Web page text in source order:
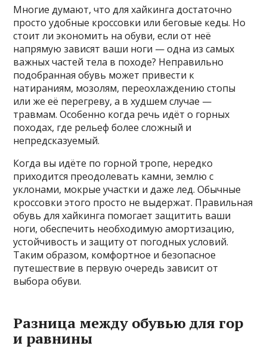
Многие думают, что для хайкинга достаточно
просто удобные кроссовки или беговые кеды. Но
стоит ли экономить на обуви, если от неё
напрямую зависят ваши ноги — одна из самых
важных частей тела в походе? Неправильно
подобранная обувь может привести к
натираниям, мозолям, переохлаждению стопы
или же её перегреву, а в худшем случае —
травмам. Особенно когда речь идёт о горных
походах, где рельеф более сложный и
непредсказуемый.
Когда вы идёте по горной тропе, нередко
приходится преодолевать камни, землю с
уклонами, мокрые участки и даже лед. Обычные
кроссовки этого просто не выдержат. Правильная
обувь для хайкинга помогает защитить ваши
ноги, обеспечить необходимую амортизацию,
устойчивость и защиту от погодных условий.
Таким образом, комфортное и безопасное
путешествие в первую очередь зависит от
выбора обуви.
Разница между обувью для гор
и равнины